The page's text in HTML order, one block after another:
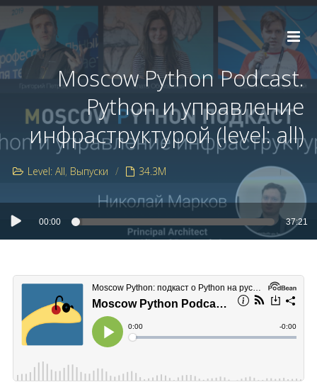
Moscow Python Podcast.
Python и управление
инфраструктурой (level: all)
Level: All Выпуски 34.3M
00:00 37:21